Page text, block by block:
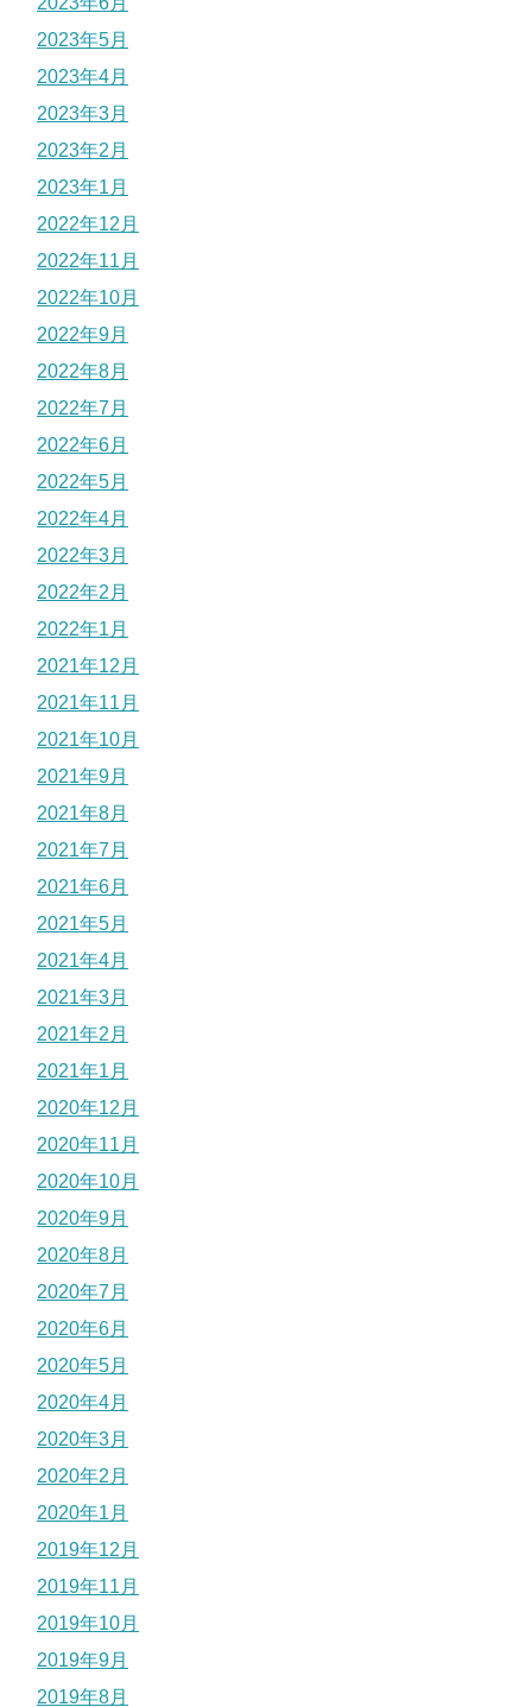
2023年5月
2023年4月
2023年3月
2023年2月
2023年1月
2022年12月
2022年11月
2022年10月
2022年9月
2022年8月
2022年7月
2022年6月
2022年5月
2022年4月
2022年3月
2022年2月
2022年1月
2021年12月
2021年11月
2021年10月
2021年9月
2021年8月
2021年7月
2021年6月
2021年5月
2021年4月
2021年3月
2021年2月
2021年1月
2020年12月
2020年11月
2020年10月
2020年9月
2020年8月
2020年7月
2020年6月
2020年5月
2020年4月
2020年3月
2020年2月
2020年1月
2019年12月
2019年11月
2019年10月
2019年9月
2019年8月